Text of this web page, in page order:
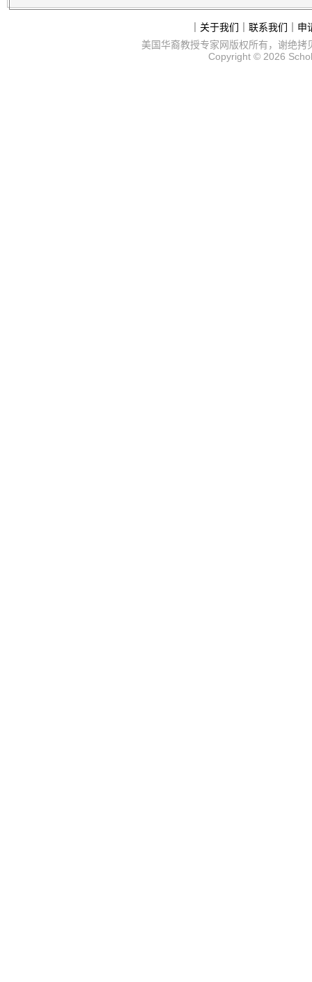
关于我们 联系我们
申
美国华裔教授专家网版权所有，谢绝拷
Copyright © 2026